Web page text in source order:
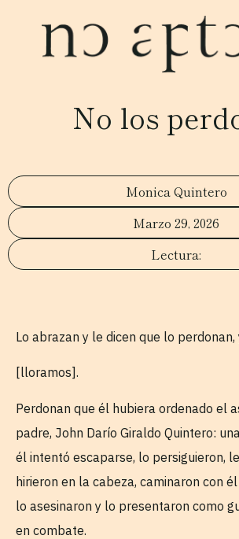
No los
Monica Quintero
Marzo 29, 2026
Lo abrazan y le dicen que lo
[lloramos].
Perdonan que él hubiera ordenado el
padre, John Darío Giraldo Quintero:
él intentó escaparse, lo persiguieron,
hirieron en la cabeza, caminaron con
lo asesinaron y lo presentaron como
en combate.